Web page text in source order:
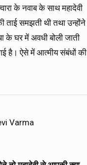
के नवाब के साथ महादेवी
ताई समझती थी तथा उन्होंने
के घर में अवधी बोली जाती
है। ऐसे में आत्मीय संबंधों की
Varma